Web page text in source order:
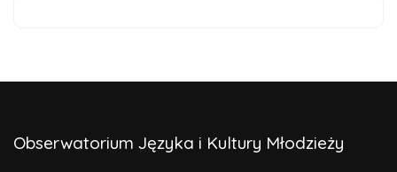
Obserwatorium Języka i Kultury Młodzieży